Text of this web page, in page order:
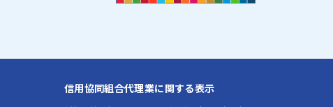
信用協同組合代理業に関する表示